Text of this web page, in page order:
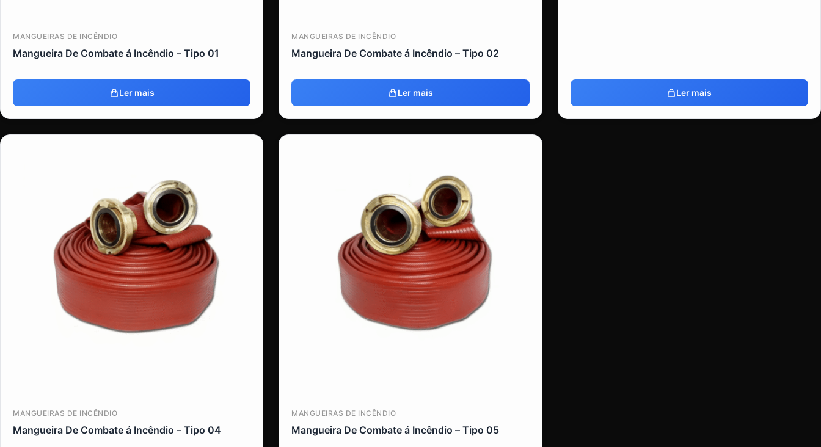
MANGUEIRAS DE INCÊNDIO
Mangueira De Combate á Incêndio – Tipo 01
Ler mais
MANGUEIRAS DE INCÊNDIO
Mangueira De Combate á Incêndio – Tipo 02
Ler mais Ler mais
MANGUEIRAS DE INCÊNDIO
Mangueira De Combate á Incêndio – Tipo 04
MANGUEIRAS DE INCÊNDIO
Mangueira De Combate á Incêndio – Tipo 05